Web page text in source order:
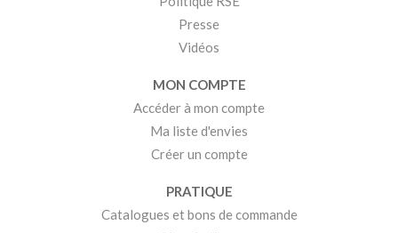
Presse
Vidéos
MON COMPTE
Accéder à mon compte
Ma liste d'envies
Créer un compte
PRATIQUE
Catalogues et bons de commande